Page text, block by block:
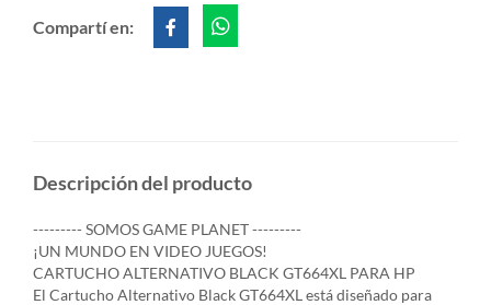
Compartí en:
Descripción del producto
--------- SOMOS GAME PLANET ---------
¡UN MUNDO EN VIDEO JUEGOS!
CARTUCHO ALTERNATIVO BLACK GT664XL PARA HP
El Cartucho Alternativo Black GT664XL está diseñado para